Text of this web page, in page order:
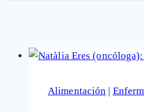
Alimentación |